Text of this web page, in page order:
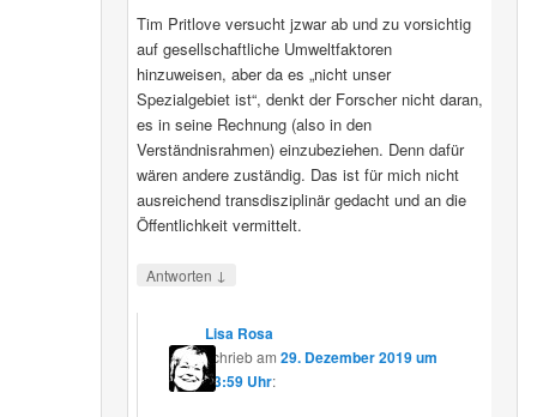
Tim Pritlove versucht jzwar ab und zu vorsichtig
auf gesellschaftliche Umweltfaktoren
hinzuweisen, aber da es „nicht unser
Spezialgebiet ist“, denkt der Forscher nicht daran,
es in seine Rechnung (also in den
Verständnisrahmen) einzubeziehen. Denn dafür
wären andere zuständig. Das ist für mich nicht
ausreichend transdisziplinär gedacht und an die
Öffentlichkeit vermittelt.
Antworten ↓
Lisa Rosa
schriebam29. Dezember 2019 um
13:59 Uhr: